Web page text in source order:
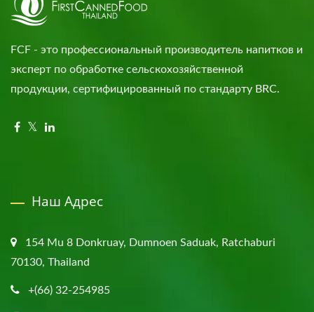
FCF - это профессиональный производитель напитков и
эксперт по обработке сельскохозяйственной
продукции, сертифицированный по стандарту BRC.
Наш Адрес
154 Mu 8 Donkruay, Dumnoen Saduak, Ratchaburi
70130, Thailand
+(66) 32-254985